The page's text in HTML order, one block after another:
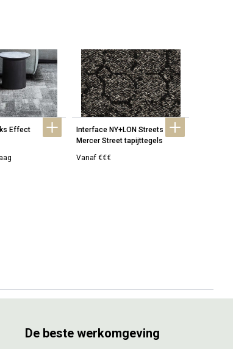
Effect
Interface NY+LON Streets
Mercer Street tapijttegels
Vanaf €€€
De beste werkomgeving